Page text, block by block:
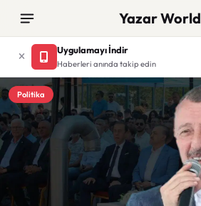
Yazar World
Uygulamayı İndir
Haberleri anında takip edin
Politika